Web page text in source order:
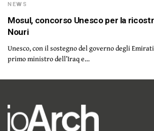
NEWS
Mosul, concorso Unesco per la
Nouri
Unesco, con il sostegno del governo degli
primo ministro dell’Iraq e…